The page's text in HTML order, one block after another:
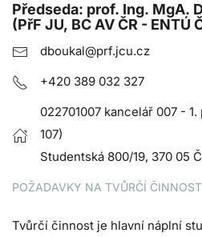
Předseda: prof. Ing. MgA.
(PřF JU, BC AV ČR - ENTÚ
dboukal@prf.jcu.cz
+420 389 032 327
022701007 kancelář 007 -
107)
Studentská 800/19, 370 05
POŽADAVKY NA TVŮRČÍ ČINNOST
Tvůrčí činnost je hlavní náplní